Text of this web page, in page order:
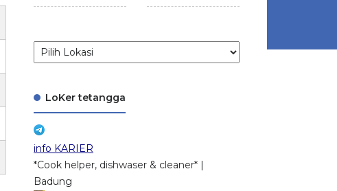
LoKer tetangga
info KARIER
*Cook helper, dishwaser & cleaner* |
Badung